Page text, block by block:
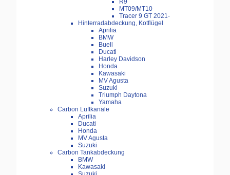
R9
MT09/MT10
Tracer 9 GT 2021-
Hinterradabdeckung, Kotflügel
Aprilia
BMW
Buell
Ducati
Harley Davidson
Honda
Kawasaki
MV Agusta
Suzuki
Triumph Daytona
Yamaha
Carbon Luftkanäle
Aprilia
Ducati
Honda
MV Agusta
Suzuki
Carbon Tankabdeckung
BMW
Kawasaki